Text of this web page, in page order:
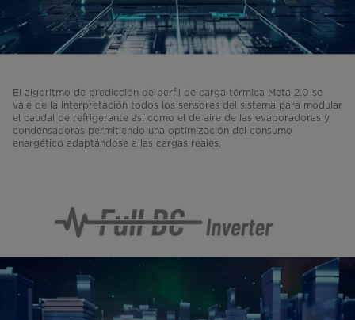
El algoritmo de predicción de perfil de carga térmica Meta 2.0 se
vale de la interpretación todos los sensores del sistema para modular
el caudal de refrigerante así como el de aire de las evaporadoras y
condensadoras permitiendo una optimización del consumo
energético adaptándose a las cargas reales.